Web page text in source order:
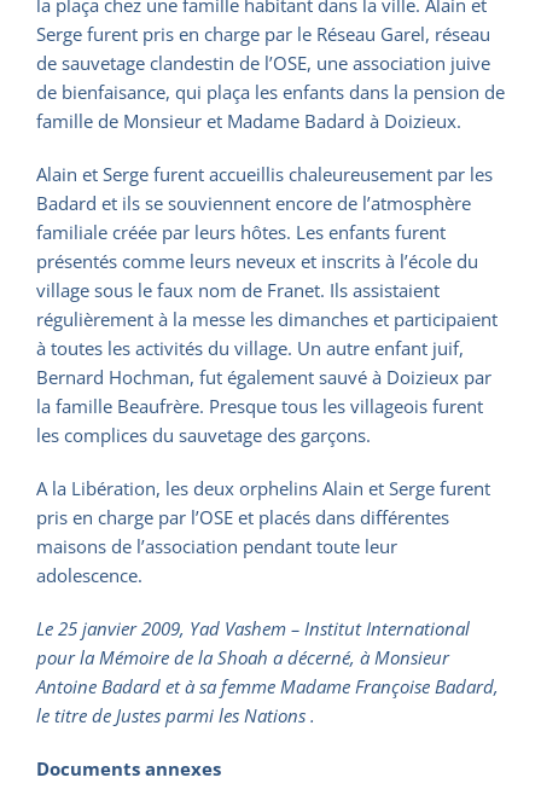
la plaça chez une famille habitant dans la ville. Alain et
Serge furent pris en charge par le Réseau Garel, réseau
de sauvetage clandestin de l’OSE, une association juive
de bienfaisance, qui plaça les enfants dans la pension de
famille de Monsieur et Madame Badard à Doizieux.
Alain et Serge furent accueillis chaleureusement par les
Badard et ils se souviennent encore de l’atmosphère
familiale créée par leurs hôtes. Les enfants furent
présentés comme leurs neveux et inscrits à l’école du
village sous le faux nom de Franet. Ils assistaient
régulièrement à la messe les dimanches et participaient
à toutes les activités du village. Un autre enfant juif,
Bernard Hochman, fut également sauvé à Doizieux par
la famille Beaufrère. Presque tous les villageois furent
les complices du sauvetage des garçons.
A la Libération, les deux orphelins Alain et Serge furent
pris en charge par l’OSE et placés dans différentes
maisons de l’association pendant toute leur
adolescence.
Le 25 janvier 2009, Yad Vashem – Institut International
pour la Mémoire de la Shoah a décerné, à Monsieur
Antoine Badard et à sa femme Madame Françoise Badard,
le titre de Justes parmi les Nations .
Documents annexes